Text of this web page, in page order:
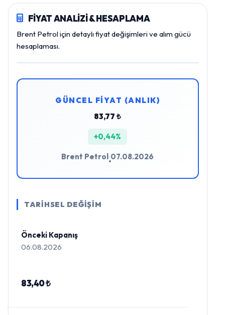
FİYAT ANALİZİ & HESAPLAMA
Brent Petrol için detaylı fiyat değişimleri ve alım gücü
hesaplaması.
GÜNCEL FİYAT (ANLIK)
83,77 ₺
+0,44%
Brent Petrol
•
07.08.2026
TARİHSEL DEĞİŞİM
Önceki Kapanış
06.08.2026
83,40 ₺